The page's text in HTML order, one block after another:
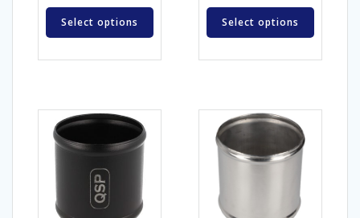
Select options Select options